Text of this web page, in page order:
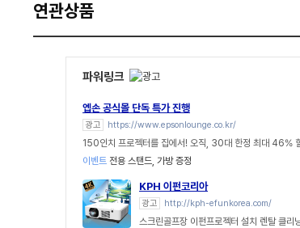
연관상품
파워링크
엡손 공식몰 단독 특가 진행
광고 https://www.epsonlounge.co.kr/
150인치 프로젝터를 집에서! 오직, 30대 한정 최대 46%
이벤트 전용 스탠드, 가방 증정
KPH 이펀코리아
광고 http://kph-efunkorea.com/
스크린골프장 이펀프로젝터 설치 렌탈 클리